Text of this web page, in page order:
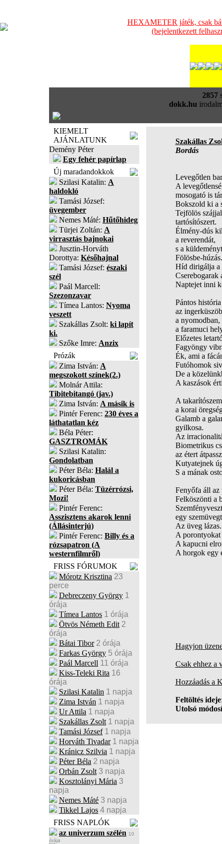
HEXAMETER játék, csak
(bejelentkezett
2857
dokk.hu
KIEMELT
AJÁNLATUNK
Demény Péter
Egy fehér papírlap
Új maradandokkok
Szilasi Katalin: A
haldokló
Tamási József:
üvegember
Nemes Máté: Hűtőhideg
Türjei Zoltán: A
virrasztás bajnokai
Jusztin-Horváth
Dorottya: Későhajnal
Tamási József: északi
szél
Paál Marcell:
Szezonzavar
Tímea Lantos: Nyoma
veszett
Szakállas Zsolt: ki lapít
ki.
Szőke Imre: Anzix
Prózák
Zima István: A
megszokott színek(2.)
Molnár Attila:
Tibitebitangó (jav.)
Zima István: A másik is
Pintér Ferenc: 230 éves a
láthatatlan kéz
Béla Péter:
GASZTROMÁK
Szilasi Katalin:
Gondolatban
Péter Béla: Halál a
kukoricásban
Péter Béla: Tüzérrózsi,
Mozi!
Pintér Ferenc:
Asszisztens akarok lenni
(Állásinterjú)
Pintér Ferenc: Billy és a
rózsapatron (A
westernfilmről)
FRISS FÓRUMOK
Mórotz Krisztina 23
perce
Debreczeny György 1
órája
Tímea Lantos 1 órája
Ötvös Németh Edit 2
órája
Bátai Tibor 2 órája
Farkas György 5 órája
Paál Marcell 11 órája
Kiss-Teleki Rita 16
órája
Szilasi Katalin 1 napja
Zima István 1 napja
Ur Attila 1 napja
Szakállas Zsolt 1 napja
Tamási József 1 napja
Horváth Tivadar 1 napja
Kránicz Szilvia 1 napja
Péter Béla 2 napja
Orbán Zsolt 3 napja
Kosztolányi Mária 3
napja
Nemes Máté 3 napja
Tikkel Lajos 4 napja
FRISS NAPLÓK
az univerzum szélén 10
órája
Szakállas
Bordás
Levegőtlen
A
mosogató is
Bokszold ki a
Tejfölös
tartósítószert.
Élmény-dús
a reverendát,
s a
Fölösbe-húzás.
Híd dirigálja a
Cserebogarak
Naptejet inni
Pántos
az
a nyomodban,
a faramuci
Előzetes
Fagyöngy
Ék, ami a
Futóhomok
De a
A kaszások
A
a korai
Galamb a
gyilkosa.
Az
Biometrikus
az étert
Kutyatejnek
S a mának
Fenyőfa áll az
Felköszönti a
egy
Az üveg lázas.
A
A kapucni
A horgok egy
Hagyjon
Csak ehhez a
Hozzáadás a
Feltöltés ideje
Utolsó